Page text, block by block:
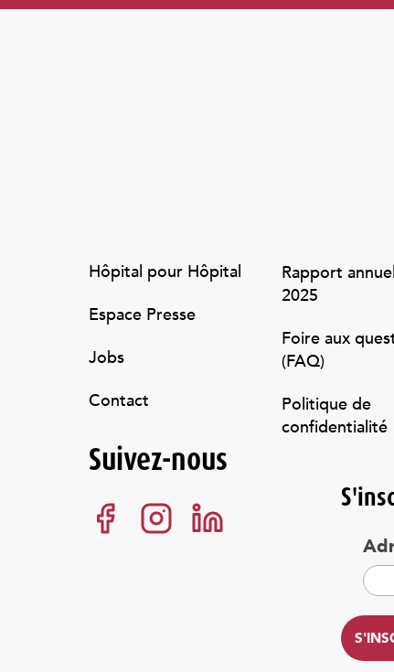
Hôpital pour Hôpital
Espace Presse
Jobs
Contact
Rapport annuel
2025
Foire aux
(FAQ)
Politique de
confidentialité
Suivez-nous